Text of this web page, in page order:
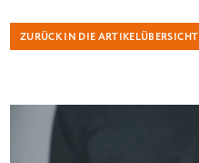
ZURÜCK IN DIE ARTIKELÜBERSICHT